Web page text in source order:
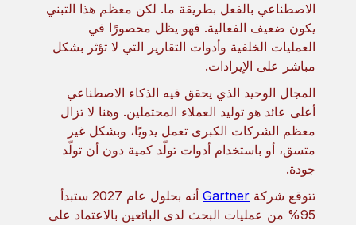
الاصطناعي بالفعل بطريقة ما. لكن معظم هذا التبني
يكون ضعيف الفعالية. فهو يظل محصورًا في
العمليات الخلفية وأدوات التقارير التي لا تؤثر بشكل
مباشر على الإيرادات.
المجال الوحيد الذي يحقق فيه الذكاء الاصطناعي
أعلى عائد هو توليد العملاء المحتملين. وهنا لا تزال
معظم الشركات الكبرى تعمل يدويًا، وبشكل غير
متسق، أو باستخدام أدوات تولّد كمية دون أن تولّد
جودة.
تتوقع شركة Gartner
أنه بحلول عام 2027 ستبدأ
95% من عمليات البحث لدى البائعين بالاعتماد على